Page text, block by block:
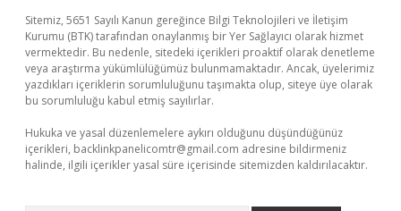
Sitemiz, 5651 Sayılı Kanun gereğince Bilgi Teknolojileri ve İletişim
Kurumu (BTK) tarafından onaylanmış bir Yer Sağlayıcı olarak hizmet
vermektedir. Bu nedenle, sitedeki içerikleri proaktif olarak denetleme
veya araştırma yükümlülüğümüz bulunmamaktadır. Ancak, üyelerimiz
yazdıkları içeriklerin sorumluluğunu taşımakta olup, siteye üye olarak
bu sorumluluğu kabul etmiş sayılırlar.
Hukuka ve yasal düzenlemelere aykırı olduğunu düşündüğünüz
içerikleri, backlinkpanelicomtr@gmail.com adresine bildirmeniz
halinde, ilgili içerikler yasal süre içerisinde sitemizden kaldırılacaktır.